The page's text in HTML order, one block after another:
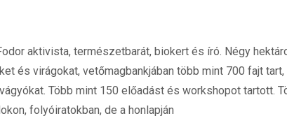
aktivista, természetbarát, biokert és író. Négy
és virágokat, vetőmagbankjában több mint 700 fajt
Több mint 150 előadást és workshopot tartott.
folyóiratokban, de a honlapján